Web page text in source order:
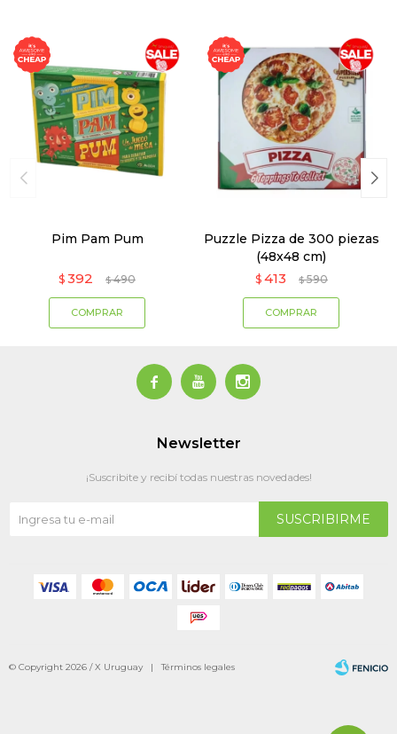
Pim Pam Pum
$ 392 $ 490
Puzzle Pizza de 300 piezas
(48x48 cm)
$ 413 $ 590
  
Newsletter
¡Suscribite y recibí todas nuestras novedades!
SUSCRIBIRME
© Copyright 2026 / X Uruguay |Términos legales